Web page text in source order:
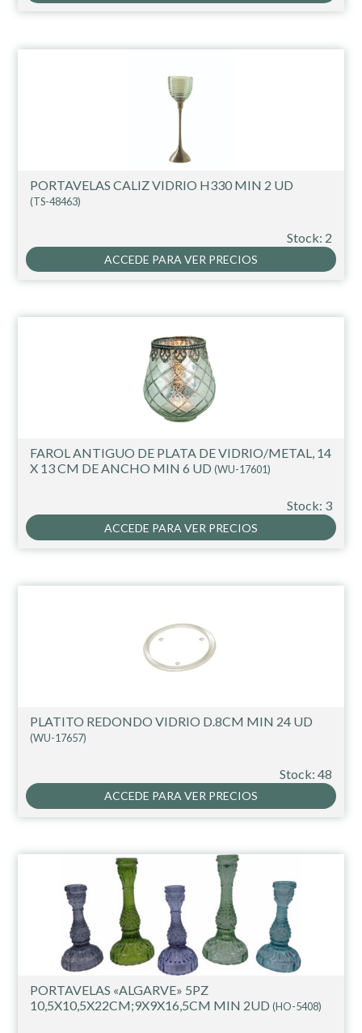
PORTAVELAS CALIZ VIDRIO H330 MIN 2 UD
(TS-48463)
Stock: 2
ACCEDE PARA VER PRECIOS
FAROL ANTIGUO DE PLATA DE VIDRIO/METAL, 14
X 13 CM DE ANCHO MIN 6 UD(WU-17601)
Stock: 3
ACCEDE PARA VER PRECIOS
PLATITO REDONDO VIDRIO D.8CM MIN 24 UD
(WU-17657)
Stock: 48
ACCEDE PARA VER PRECIOS
PORTAVELAS «ALGARVE» 5PZ
10,5X10,5X22CM;9X9X16,5CM MIN 2UD(HO-5408)